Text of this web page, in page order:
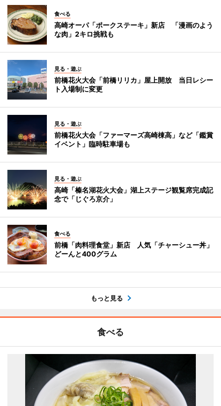
食べる
高崎オーパ「ポークステーキ」新店 「漫画のよう
な肉」2キロ挑戦も
見る・遊ぶ
前橋花火大会「前橋リリカ」屋上開放 当日レシー
ト入場制に変更
見る・遊ぶ
前橋花火大会「ファーマーズ高崎棟高」など「鑑賞
イベント」臨時駐車場も
見る・遊ぶ
高崎「榛名湖花火大会」湖上ステージ観覧席完成記
念で「じぐろ京介」
食べる
前橋「肉料理食堂」新店 人気「チャーシュー丼」
どーんと400グラム
もっと見る
食べる